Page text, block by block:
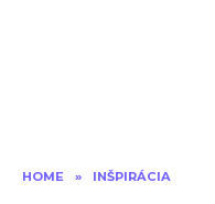
HOME » INŠPIRÁCIA